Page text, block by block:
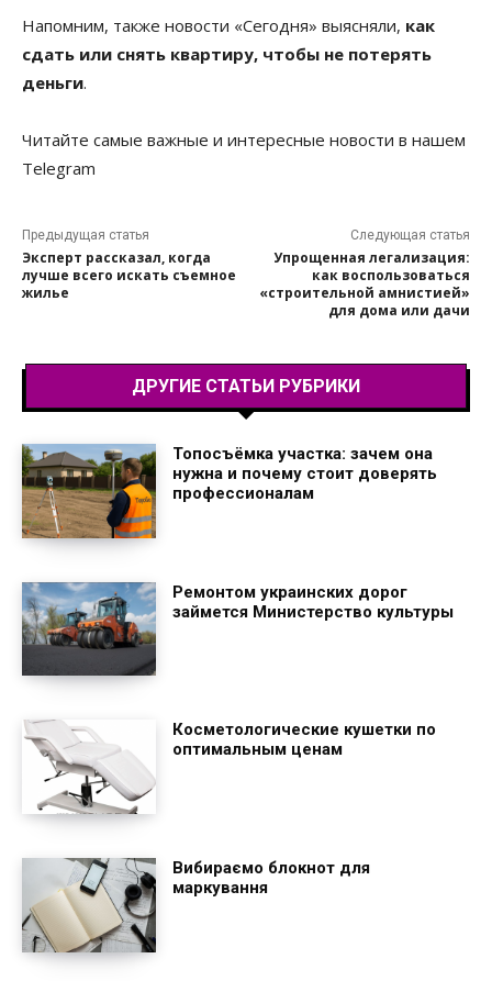
Напомним, также новости «Сегодня» выясняли, как
сдать или снять квартиру, чтобы не потерять
деньги.
Читайте самые важные и интересные новости в нашем
Telegram
Предыдущая статья
Эксперт рассказал, когда
лучше всего искать съемное
жилье
Следующая статья
Упрощенная легализация:
как воспользоваться
«строительной амнистией»
для дома или дачи
ДРУГИЕ СТАТЬИ РУБРИКИ
Топосъёмка участка: зачем она
нужна и почему стоит доверять
профессионалам
Ремонтом украинских дорог
займется Министерство культуры
Косметологические кушетки по
оптимальным ценам
Вибираємо блокнот для
маркування